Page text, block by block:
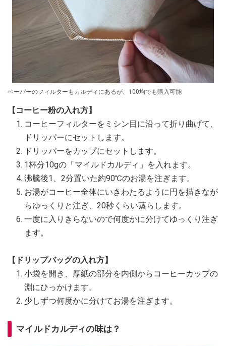
ペーパーのフィルターもカルディにあるが、100均でも購入可能
【コーヒー粉の入れ方】
コーヒーフィルターをミシン目に沿って折り曲げて、
ドリッパーにセットします。
ドリッパーをカップにセットします。
1杯分10gの「マイルドカルディ」を入れます。
沸騰後1、2分置いた約90℃のお湯を注ぎます。
お湯がコーヒー全体にいきわたるように円を描きなが
らゆっくりと注ぎ、20秒くらい蒸らします。
一度に入りきらないので何度かに分けてゆっくり注ぎ
ます。
【ドリップバッグの入れ方】
小袋を開き、厚紙の部分を内側からコーヒーカップの
淵にひっかけます。
少しずつ何度かに分けてお湯を注ぎます。
マイルドカルディの味は？